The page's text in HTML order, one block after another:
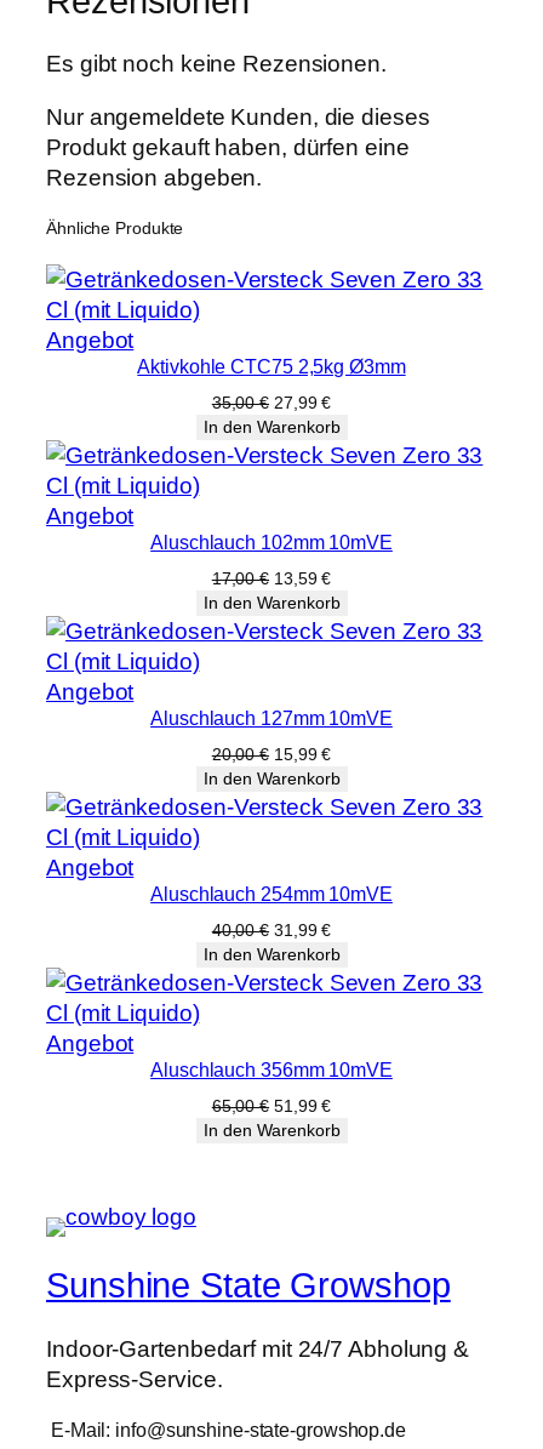
+
i
l
t
e
S
e
t
3
6
3
h
M
g
e
Es gibt noch keine Rezensionen.
Nur angemeldete Kunden, die dieses
Produkt gekauft haben, dürfen eine
Rezension abgeben.
Ähnliche Produkte
AngebotProdukt
im
Angebot
Aktivkohle CTC75 2,5kg Ø3mm
35,00€ Ursprünglicher
Preis
war:
35,00 €
27,99€Aktueller
Preis
ist:
27,99 €.
In den Warenkorb
AngebotProdukt
im
Angebot
Aluschlauch 102mm 10mVE
17,00€ Ursprünglicher
Preis
war:
17,00 €
13,59€Aktueller
Preis
ist:
13,59 €.
In den Warenkorb
AngebotProdukt
im
Angebot
Aluschlauch 127mm 10mVE
20,00€ Ursprünglicher
Preis
war:
20,00 €
15,99€Aktueller
Preis
ist:
15,99 €.
In den Warenkorb
AngebotProdukt
im
Angebot
Aluschlauch 254mm 10mVE
40,00€ Ursprünglicher
Preis
war:
40,00 €
31,99€Aktueller
Preis
ist:
31,99 €.
In den Warenkorb
AngebotProdukt
im
Angebot
Aluschlauch 356mm 10mVE
65,00€ Ursprünglicher
Preis
51,99€Aktueller
Preis
In den Warenkorb
Sunshine State Growshop
Indoor-Gartenbedarf mit 24/7 Abholung &
Express-Service.
E-Mail: info@sunshine-state-growshop.de